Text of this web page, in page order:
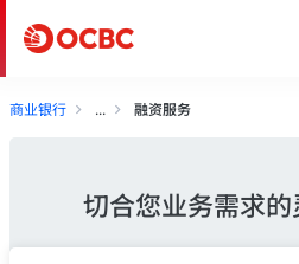
商业银行 融资服务
切合您业务需求